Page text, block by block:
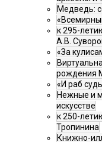
Медведь:
к 295-
А.В.
«За
рождения
«И раб
Нежные и
искусстве
к 250-
Тропинина
Книжно-